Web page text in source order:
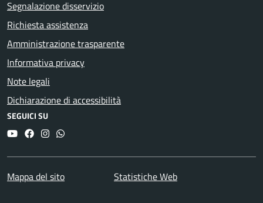
Segnalazione disservizio
Richiesta assistenza
Amministrazione trasparente
Informativa privacy
Note legali
Dichiarazione di accessibilità
SEGUICI SU
YouTubeFacebookInstagram
Whatsapp
Mappa del sito Statistiche Web